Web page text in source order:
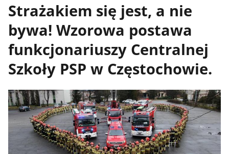
Strażakiem się jest, a nie
bywa! Wzorowa postawa
funkcjonariuszy Centralnej
Szkoły PSP w Częstochowie.